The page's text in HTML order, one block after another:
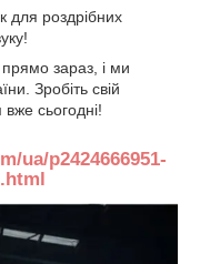
для роздрібних
зараз, і ми
Зробіть свій
сьогодні!
ua/p2424666951-